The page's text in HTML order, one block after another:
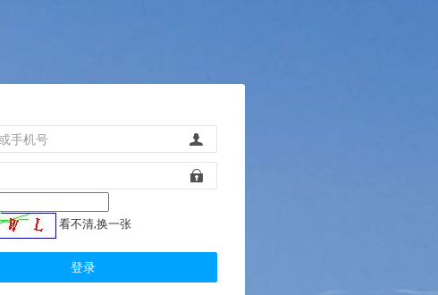
看不清,换一张
登录